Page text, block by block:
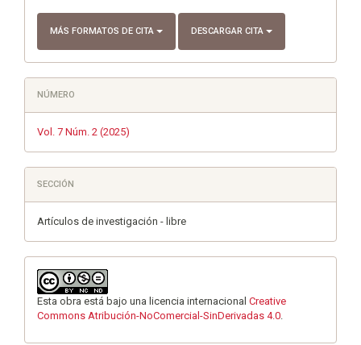
MÁS FORMATOS DE CITA DESCARGAR CITA
NÚMERO
Vol. 7 Núm. 2 (2025)
SECCIÓN
Artículos de investigación - libre
Esta obra está bajo una licencia internacional Creative
Commons Atribución-NoComercial-SinDerivadas 4.0